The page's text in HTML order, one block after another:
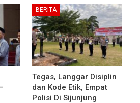
BERITA
Tegas, Langgar Disiplin
dan Kode Etik, Empat
Polisi Di Sijunjung